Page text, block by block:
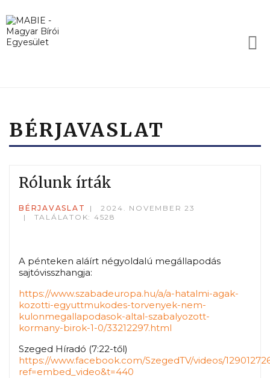
BÉRJAVASLAT
Rólunk írták
BÉRJAVASLAT
2024. NOVEMBER 23
TALÁLATOK: 4528
A pénteken aláírt négyoldalú megállapodás
sajtóvisszhangja:
https://www.szabadeuropa.hu/a/a-hatalmi-agak-
kozotti-egyuttmukodes-torvenyek-nem-
kulonmegallapodasok-altal-szabalyozott-
kormany-birok-1-0/33212297.html
Szeged Híradó (7:22-től)
https://www.facebook.com/SzegedTV/videos/
ref=embed_video&t=440